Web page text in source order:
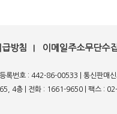
방침 이메일주소무단수
록번호 : 442-86-00533 | 통신판매
65, 4층 | 전화 : 1661-9650 | 팩스 :